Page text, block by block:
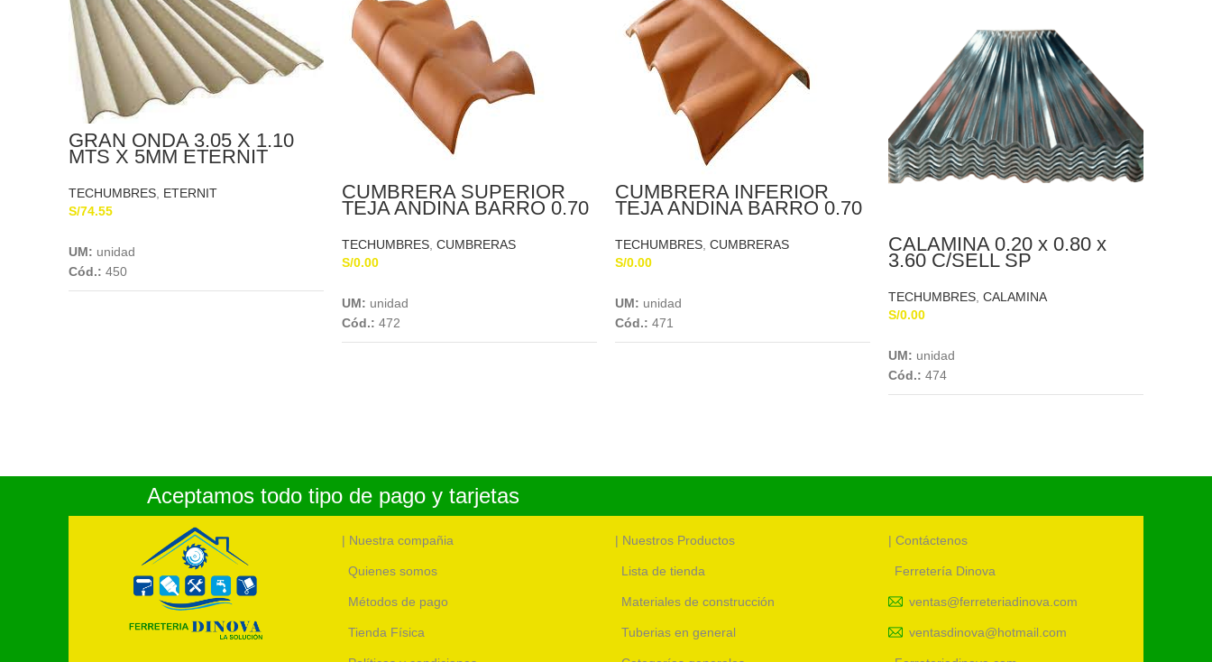
GRAN ONDA 3.05 X 1.10
MTS X 5MM ETERNIT
TECHUMBRES ETERNIT
S/74.55
UM: unidad
Cód.: 450
CUMBRERA SUPERIOR
TEJA ANDINA BARRO 0.70
TECHUMBRES CUMBRERAS
S/0.00
UM: unidad
Cód.: 472
CUMBRERA INFERIOR
TEJA ANDINA BARRO 0.70
TECHUMBRES CUMBRERAS
S/0.00
UM: unidad
Cód.: 471
CALAMINA 0.20 x 0.80 x
3.60 C/SELL SP
TECHUMBRES CALAMINA
S/0.00
UM: unidad
Cód.: 474
Aceptamos todo tipo de pago y tarjetas
| Nuestra compañia
Quienes somos
Métodos de pago
Tienda Física
| Nuestros Productos
Lista de tienda
Materiales de construcción
Tuberias en general
| Contáctenos
Ferretería Dinova
ventas@ferreteriadinova.com
ventasdinova@hotmail.com